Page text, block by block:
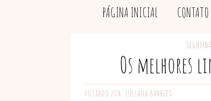
PÁGINA INICIAL CONTATO
Os melhores
POSTADO POR: JULIANA BARRETO